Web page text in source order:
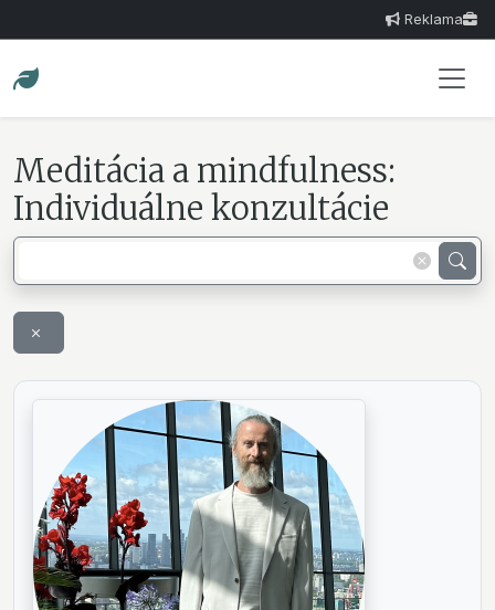
Reklama
Meditácia a mindfulness:
Individuálne konzultácie